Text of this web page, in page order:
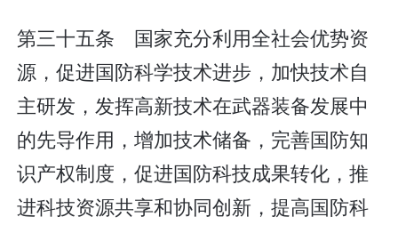
第三十五条 国家充分利用全社会优势资
源，促进国防科学技术进步，加快技术自
主研发，发挥高新技术在武器装备发展中
的先导作用，增加技术储备，完善国防知
识产权制度，促进国防科技成果转化，推
进科技资源共享和协同创新，提高国防科